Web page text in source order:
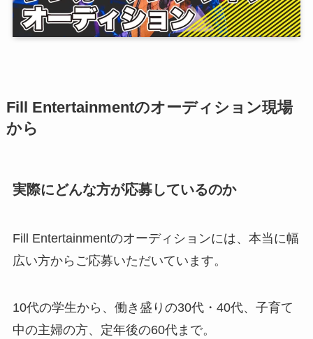
Fill Entertainmentのオーディション現場
から
実際にどんな方が応募しているのか
Fill Entertainmentのオーディションには、本当に幅
広い方からご応募いただいています。
10代の学生から、働き盛りの30代・40代、子育て
中の主婦の方、定年後の60代まで。